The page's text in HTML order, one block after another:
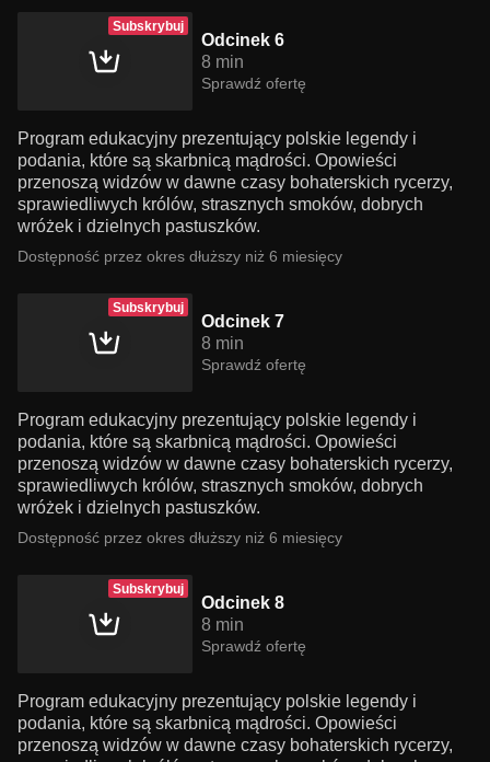
Subskrybuj
Odcinek 6
8 min
Sprawdź ofertę
Program edukacyjny prezentujący polskie legendy i
podania, które są skarbnicą mądrości. Opowieści
przenoszą widzów w dawne czasy bohaterskich rycerzy,
sprawiedliwych królów, strasznych smoków, dobrych
wróżek i dzielnych pastuszków.
Dostępność przez okres dłuższy niż 6 miesięcy
Subskrybuj
Odcinek 7
8 min
Sprawdź ofertę
Program edukacyjny prezentujący polskie legendy i
podania, które są skarbnicą mądrości. Opowieści
przenoszą widzów w dawne czasy bohaterskich rycerzy,
sprawiedliwych królów, strasznych smoków, dobrych
wróżek i dzielnych pastuszków.
Dostępność przez okres dłuższy niż 6 miesięcy
Subskrybuj
Odcinek 8
8 min
Sprawdź ofertę
Program edukacyjny prezentujący polskie legendy i
podania, które są skarbnicą mądrości. Opowieści
przenoszą widzów w dawne czasy bohaterskich rycerzy,